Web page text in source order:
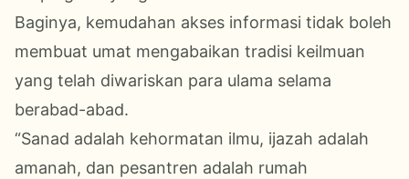
Baginya, kemudahan akses informasi tidak boleh
membuat umat mengabaikan tradisi keilmuan
yang telah diwariskan para ulama selama
berabad-abad.
“Sanad adalah kehormatan ilmu, ijazah adalah
amanah, dan pesantren adalah rumah